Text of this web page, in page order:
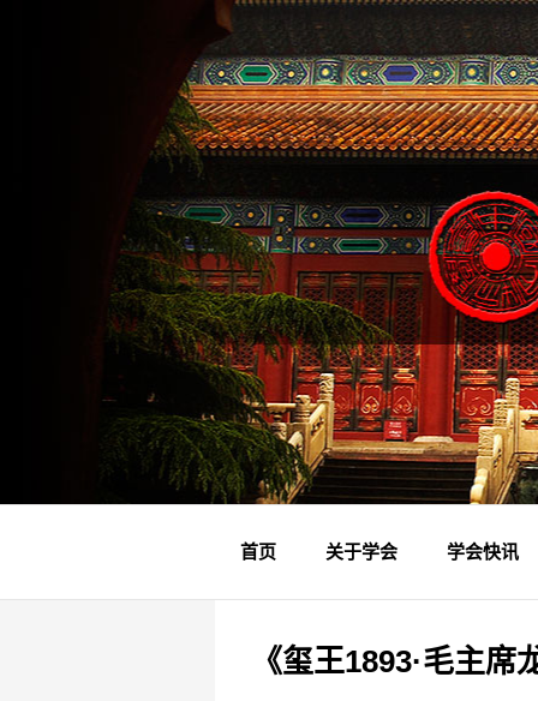
首页 关于学会
学会简介
章程制度
领导成员
理事名单
专家委员会
学术专家
学会会标
学会年鉴
学会快讯
学会动态
文物要闻
《玺王1893·毛主席